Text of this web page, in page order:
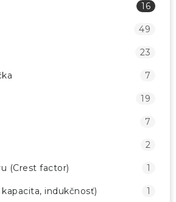
16
49
23
7
19
7
2
(Crest factor) 1
kapacita, indukčnosť) 1